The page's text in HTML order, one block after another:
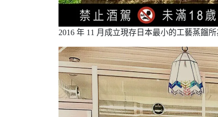
2016 年 11 月成立現存日本最小的工藝蒸餾